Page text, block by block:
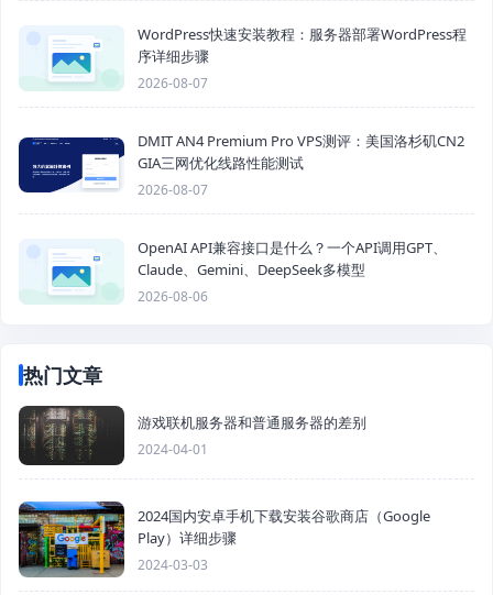
WordPress快速安装教程：服务器部署WordPress程
序详细步骤
2026-08-07
DMIT AN4 Premium Pro VPS测评：美国洛杉矶CN2
GIA三网优化线路性能测试
2026-08-07
OpenAI API兼容接口是什么？一个API调用GPT、
Claude、Gemini、DeepSeek多模型
2026-08-06
热门文章
游戏联机服务器和普通服务器的差别
2024-04-01
2024国内安卓手机下载安装谷歌商店（Google
Play）详细步骤
2024-03-03